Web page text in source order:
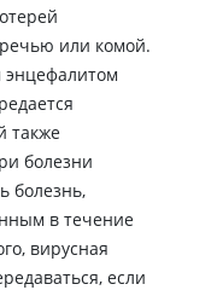
или комой.
также
болезни
болезнь,
в течение
вирусная
если